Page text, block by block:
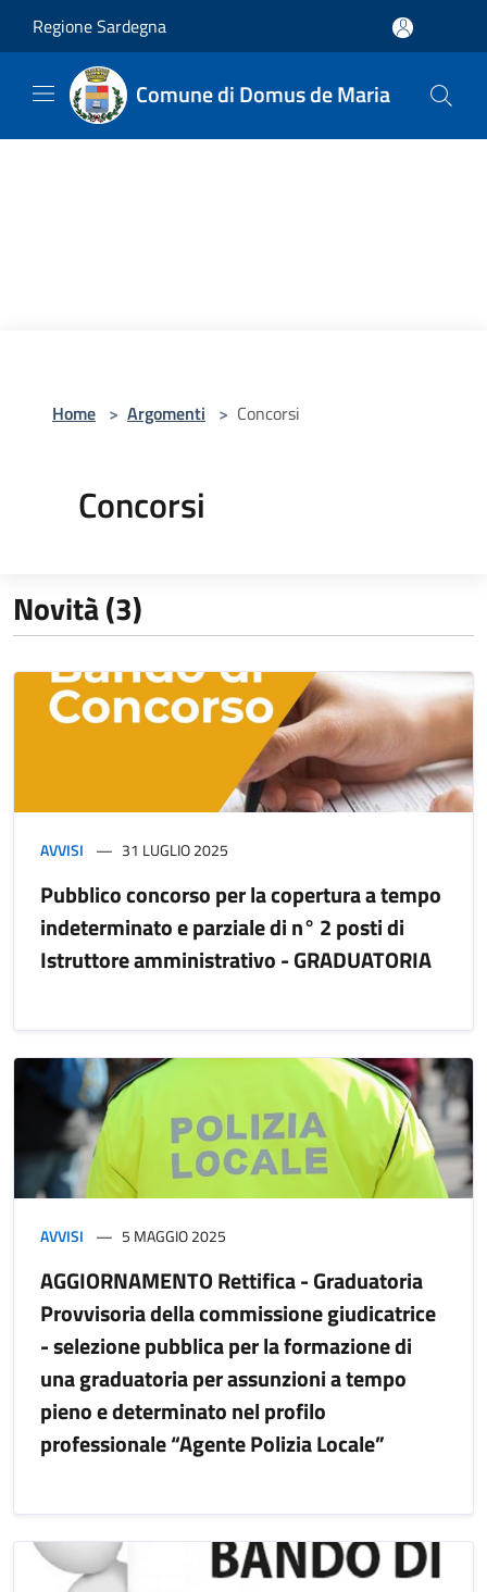
Regione Sardegna
Comune di Domus de Maria
Home > Argomenti > Concorsi
Concorsi
Novità (3)
AVVISI 31 LUGLIO 2025
Pubblico concorso per la copertura a tempo
indeterminato e parziale di n° 2 posti di
Istruttore amministrativo - GRADUATORIA
AVVISI 5 MAGGIO 2025
AGGIORNAMENTO Rettifica - Graduatoria
Provvisoria della commissione giudicatrice
- selezione pubblica per la formazione di
una graduatoria per assunzioni a tempo
pieno e determinato nel profilo
professionale “Agente Polizia Locale”